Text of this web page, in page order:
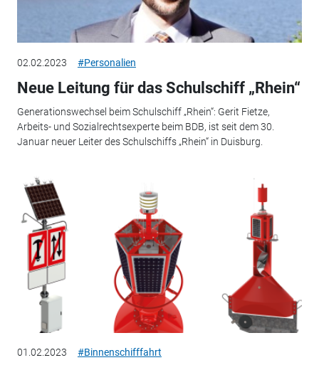
02.02.2023 #Personalien
Neue Leitung für das Schulschiff „Rhein“
Generationswechsel beim Schulschiff „Rhein“: Gerit Fietze,
Arbeits- und Sozialrechtsexperte beim BDB, ist seit dem 30.
Januar neuer Leiter des Schulschiffs „Rhein“ in Duisburg.
01.02.2023 #Binnenschifffahrt